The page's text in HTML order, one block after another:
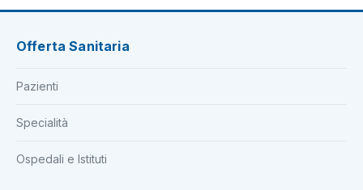
Offerta Sanitaria
Pazienti
Specialità
Ospedali e Istituti